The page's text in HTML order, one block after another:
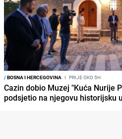
/BOSNA I HERCEGOVINA I PRIJE OKO 5H
Cazin dobio Muzej "Kuća Nurije
podsjetio na njegovu historijsku